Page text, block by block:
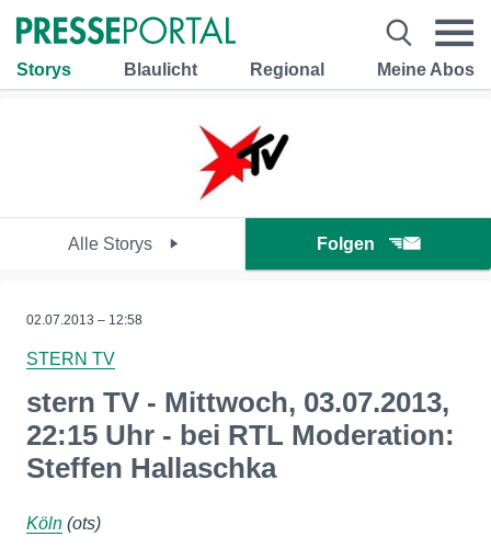
Storys Blaulicht Regional Meine Abos
Alle Storys Folgen
02.07.2013 – 12:58
STERN TV
stern TV - Mittwoch, 03.07.2013,
22:15 Uhr - bei RTL Moderation:
Steffen Hallaschka
Köln (ots)